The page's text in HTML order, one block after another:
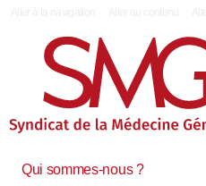
Qui sommes-nous ?